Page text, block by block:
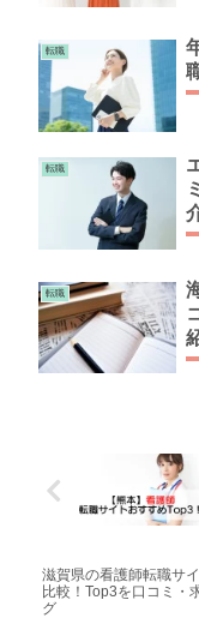
転職
転職
転職
滋賀県の看護師転職サ
比較！Top3を口コミ・
グ